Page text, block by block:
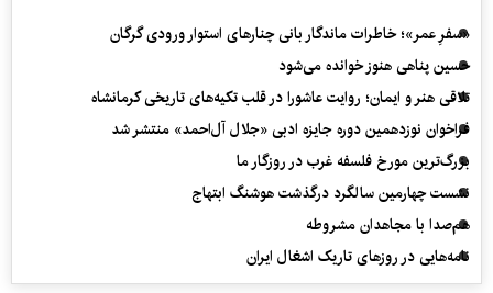
«سفرِ عمر»؛ خاطرات ماندگار بانی چنارهای استوار ورودی گرگان
حسین پناهی هنوز خوانده می‌شود
تلاقی هنر و ایمان؛ روایت عاشورا در قلب تکیه‌های تاریخی کرمانشاه
فراخوان نوزدهمین دوره جایزه ادبی «جلال آل‌احمد» منتشر شد
بزرگ‌ترین مورخ فلسفه غرب در روزگار ما
نشست چهارمین سالگرد درگذشت هوشنگ ابتهاج
هم‌صدا با مجاهدان مشروطه
نامه‌هایی در روزهای تاریک اشغال ایران